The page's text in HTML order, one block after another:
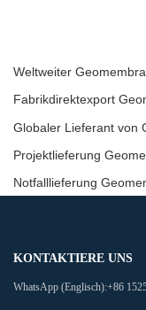
Weltweiter
Fabrikdirektexport
Globaler Lieferant von
Projektlieferung
Notfalllieferung
KONTAKTIERE UNS
WhatsApp (Englisch):+86